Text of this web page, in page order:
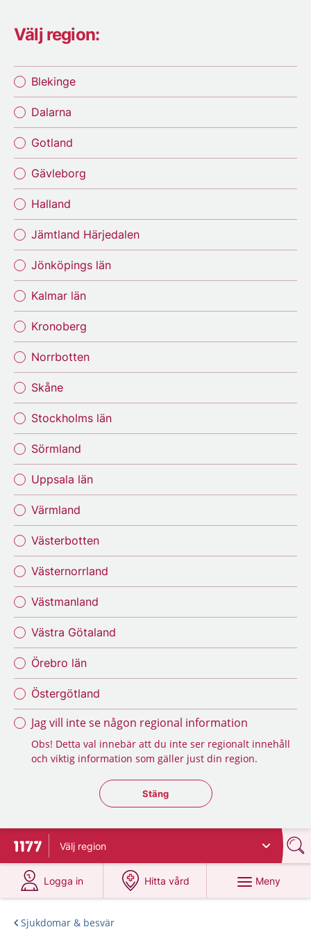
Välj region:
Blekinge
Dalarna
Gotland
Gävleborg
Halland
Jämtland Härjedalen
Jönköpings län
Kalmar län
Kronoberg
Norrbotten
Skåne
Stockholms län
Sörmland
Uppsala län
Värmland
Västerbotten
Västernorrland
Västmanland
Västra Götaland
Örebro län
Östergötland
Jag vill inte se någon regional information
Obs! Detta val innebär att du inte ser regionalt innehåll
och viktig information som gäller just din region.
Stäng regionsväljaren
Stäng
Till startsidan för 1177
Välj region
Logga in
på 1177.se
Hitta vård
på 1177.se
Meny
Sjukdomar & besvär